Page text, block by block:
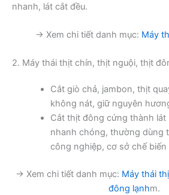
nhanh, lát cắt đều.
→ Xem chi tiết danh mục: Máy
2. Máy thái thịt chín, thịt nguội, thịt
Cắt giò chả, jambon, thịt
không nát, giữ nguyên
Cắt thịt đông cứng thành lát
nhanh chóng, thường dùng
công nghiệp, cơ sở chế
→ Xem chi tiết danh mục: Máy thái
đông lạnhm.